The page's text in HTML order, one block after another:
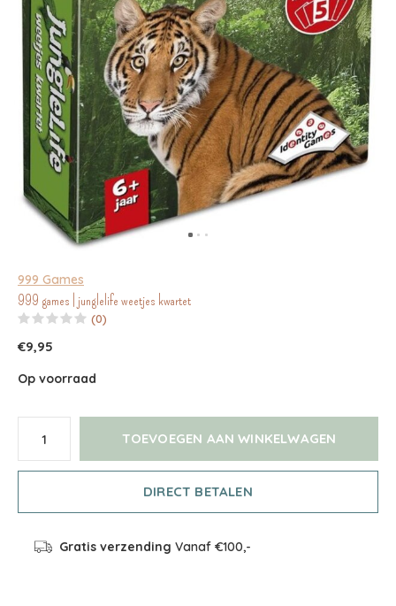
999 Games
999 games | junglelife weetjes kwartet
(0)
€9,95
Op voorraad
TOEVOEGEN AAN WINKELWAGEN
DIRECT BETALEN
Gratis verzending Vanaf €100,-